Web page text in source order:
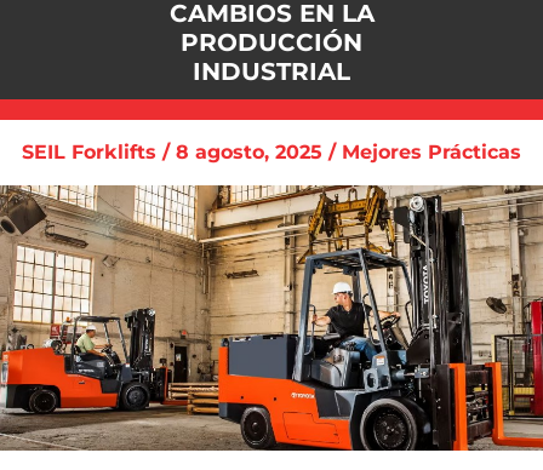
Catálogo de productos
Promociones
Nosotros
Blog
Contacto
CAMBIOS EN LA
PRODUCCIÓN
INDUSTRIAL
SEIL Forklifts / 8 agosto, 2025 / Mejores Prácticas